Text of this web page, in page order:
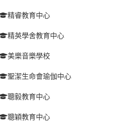
精睿教育中心
精英學舍教育中心
美樂音樂學校
聖潔生命會瑜伽中心
聰毅教育中心
聰穎教育中心